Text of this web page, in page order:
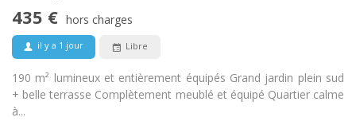
435 € hors charges
il y a 1 jour Libre
190 m² lumineux et entièrement équipés Grand jardin plein sud
+ belle terrasse Complètement meublé et équipé Quartier calme
à...